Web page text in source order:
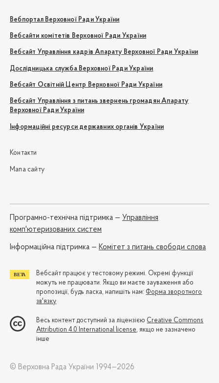
Вебпортал Верховної Ради України
Вебсайти комітетів Верховної Ради України
Вебсайт Управління кадрів Апарату Верховної Ради України
Дослідницька служба Верховної Ради України
Вебсайт Освітній Центр Верховної Ради України
Вебсайт Управління з питань звернень громадян Апарату
Верховної Ради України
Інформаційні ресурси державних органів України
Контакти
Мапа сайту
Програмно-технічна підтримка — Управління
комп'ютеризованих систем
Iнформаційна підтримка — Комітет з питань свободи слова
Вебсайт працює у тестовому режимі. Окремі функції
можуть не працювати. Якщо ви маєте зауваження або
пропозиції, будь ласка, напишіть нам: Форма зворотного
зв'язку
Весь контент доступний за ліцензією Creative Commons
Attribution 4.0 International license, якщо не зазначено
інше
© Верховна Рада України 1994—2026